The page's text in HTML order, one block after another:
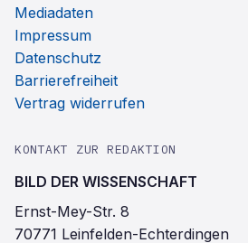
Mediadaten
Impressum
Datenschutz
Barrierefreiheit
Vertrag widerrufen
KONTAKT ZUR REDAKTION
BILD DER WISSENSCHAFT
Ernst-Mey-Str. 8
70771 Leinfelden-Echterdingen